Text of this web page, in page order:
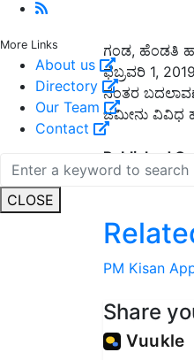
More Links
About us
Directory
Our Team
Contact
CLOSE
ಗಂಡ, ಹೆಂಡತಿ
ಫೆಬ್ರವರಿ 1,
ನಂತರ
ಜಮೀನು ವಿವಿಧ
Published On:
English
PM Kisan
Share